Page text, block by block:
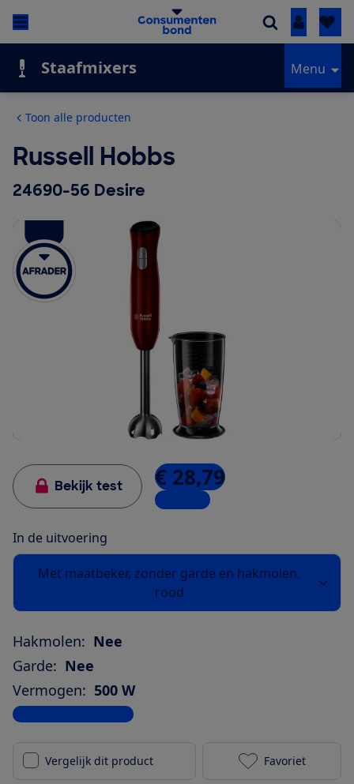
Inloggen
Staafmixers Menu
Toon alle producten
Russell Hobbs
24690-56 Desire
Bekijk test € 28,79
2 winkels
In de uitvoering
Met maatbeker, zonder garde en hakmolen,
rood
Hakmolen: Nee
Garde: Nee
Vermogen: 500 W
Bekijk alle specificaties
Vergelijk dit product Russell
Favoriet